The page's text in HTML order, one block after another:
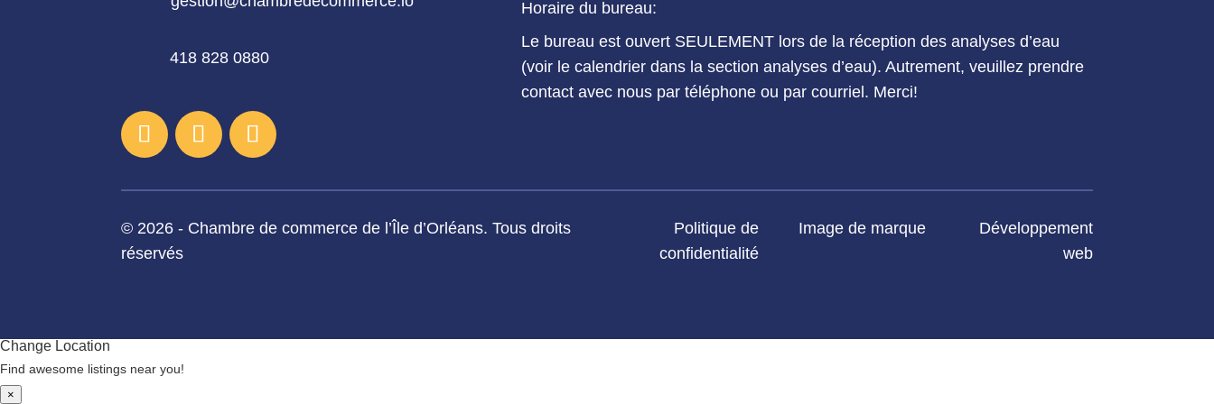
418 828 0880
Horaire du bureau:
Le bureau est ouvert SEULEMENT lors de la réception des analyses d’eau
(voir le calendrier dans la section analyses d’eau). Autrement, veuillez prendre
contact avec nous par téléphone ou par courriel. Merci!
© 2026 - Chambre de commerce de l’Île d’Orléans. Tous droits
réservés
Politique de
confidentialité
Image de marque
Développement
web
Change Location
Find awesome listings near you!
×